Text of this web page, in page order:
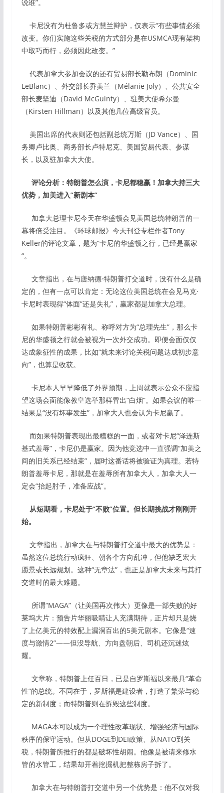
说谁”。
卡尼没有为杜鲁多或方慧兰辩护，仅表示“有些事情必须
改变。你们实施这些关税的方式部分是在USMCA现有架构
中取巧而行，必须因此改变。”
代表加拿大参加会议的还有贸易部长勒布朗（Dominic
LeBlanc）、外交部长乔美兰（Mélanie Joly）、公共安全
部长麦坚迪（David McGuinty）、驻美大使希尔曼
（Kirsten Hillman）以及其他几位高级官员。
美国出席的代表则还包括副总统万斯（JD Vance）、国
务卿卢比奥、商务部长卢特尼克、美国贸易代表、参谋
长，以及驻加拿大大使。
评论分析：特朗普怎么演，卡尼都稳赢！加拿大持三大
优势，加美进入”新剧本”
加拿大总理卡尼今天在华盛顿会见美国总统特朗普的一
幕将倍受注目。《环球邮报》今天刊登专栏作者Tony
Keller的评论文章，题为”卡尼的华盛顿之行，已经是赢家
“。
文章指出，在与唐纳德·特朗普打交道时，没有什么是确
定的，但有一点可以肯定：无论这位美国总统在会见马克·
卡尼时表现得“体面”还是失礼”，赢家都是加拿大总理。
如果特朗普彬彬有礼、称呼对方为“总理先生”，那么卡
尼的华盛顿之行就会被视为一次外交成功。即便会面仅仅
达成象征性的成果，比如“就未来讨论关税问题达成初步意
向”，也算是收获。
卡尼本人早早降低了外界预期，上周就表示公众不应指
望这场会面能像教皇选举那样冒出“白烟”。如果会议的唯一
结果是“没有坏事发生”，加拿大人也会认为卡尼赢了。
而如果特朗普表现出最糟糕的一面，或者对卡尼“泽连斯
基式羞辱”，卡尼仍是赢家。因为他竞选中一直强调“加美之
间的旧关系已经结束”，届时这番话将被验证为真理。若特
朗普羞辱卡尼，那就是在羞辱所有加拿大人，加拿大人一
定会“抬起肘子，准备应战”。
从短期看，卡尼处于“不败”位置。 但长期挑战才刚刚开
始。
文章指出，加拿大在与特朗普打交道中最大的优势是：
虽然这位总统行动疯狂、朝各个方向乱冲，但他缺乏宏大
愿景或长远规划。这种“无章法”，也正是加拿大未来与其打
交道时的最大难题。
所谓“MAGA”（让美国再次伟大）更像是一部失败的好
莱坞大片：预告片华丽吸睛让人充满期待，正片却只是烧
了上亿美元的特效配上漏洞百出的5美元剧本。它像是“速
度与激情2”——但没导航、方向盘朝后、司机还沉迷炫
耀。
文章称，特朗普上任百日，已是自罗斯福以来最具“革命
性”的总统。不同在于，罗斯福是建设者，打造了繁荣与稳
定的新制度；而特朗普则在拆毁这些制度。
MAGA本可以成为一个理性改革现状、增强经济与国际
秩序的保守运动。但从DOGE到DEI政策、从NATO到关
税，特朗普所推行的都是破坏性胡闹。他像是被请来修水
管的水管工，结果却开着挖掘机把整栋房子拆了。
加拿大在与特朗普打交道中另一个优势是：他不仅对我